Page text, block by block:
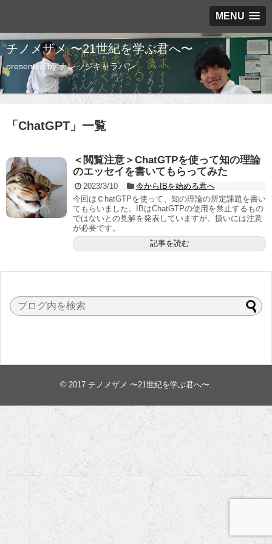
MENU
チノメザメ 〜21世紀を学ぶ君へ〜
presented by ナレッジキャラバン
「 ChatGPT 」 一覧
＜閲覧注意＞ChatGTPを使って知の理論
のエッセイを書いてもらってみた
2023/3/10
今からIBを始める君へ
今回はＣhatGTPを使って、知の理論の所定課題を書い
てもらいました。IBはChatGTPの使用を禁止するもの
ではないとの見解を発表していますが、扱いには注意
が必要です。
記事を読む
© 2017 チノメザメ 〜21世紀を学ぶ君へ〜